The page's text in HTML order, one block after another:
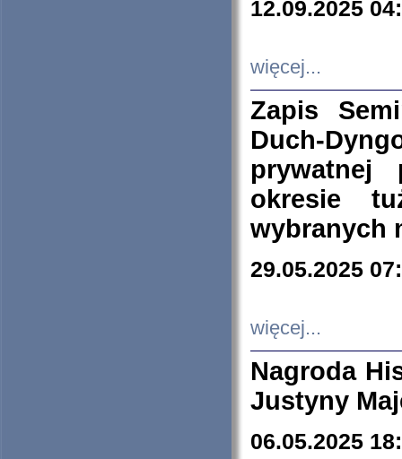
12.09.2025
więcej...
Zapis
Duch-
prywatnej
okresie
wybranych
29.05.2025
więcej...
Nagroda
Justyny
06.05.2025